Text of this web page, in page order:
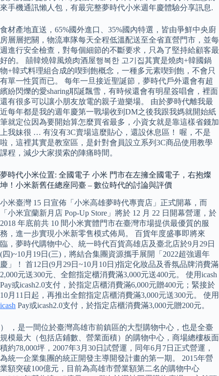
來手機通訊懶人包，有最完整夢時代小米週年慶體驗分享訊息.
食材產地直送，65%國外進口、35%國內特選，皆由爭鮮中央廚
房層層把關，物流車隊每天全程低溫配送至全省直營門市，並每
週進行安全檢查，對每個細節的不斷要求，只為了堅持給顧客最
好的。 囍韓燒韓風燒肉酒屋행복한 고기집其實是燒肉+韓國鍋
物+韓式料理組合成的喫到飽概念，一種多元素喫到飽，不會只
有單一性質而已。 每年一旦接近聖誕節，夢時代戶外還會有超
繽紛閃爍的愛sharing耶誕飄雪，有時候還會有明星簽唱會，裡面
還有很多可以讓小朋友放電的親子遊樂場。 由於夢時代離我最
近每年都是我的週年慶第一戰場收到DM之後我跟我媽就開始紙
筆就定位因為要開始算怎麼買省最多，小資女就是靠這樣省錢加
上我妹很 … 有沒有3C賣場這麼貼心，還設休息區！ 喔，不是
啦，這裡其實是教室區，是針對會員設立系列3C商品使用教學
課程，減少大家摸索的陣痛時間。
夢時代小米位置: 全國電子 小米 門市在左擁全國電子，右抱燦
坤！小米新舊任總座同臺 – 數位時代的討論與評價
小米臺灣 15 日宣佈「小米高雄夢時代專賣店」正式開幕，而
「小米宜蘭新月店 Pop-Up Store」將於 12 月 22 日開幕營運，於
2018 年底前共 10 間小米實體門市在臺灣市場提供最優質的服
務，進一步實現小米新零售模式佈局。 百貨年度盛事即將來
臨，夢時代購物中心、統一時代百貨高雄店及臺北店於9月29日
(四)~10月19日(三)，將結合集團資源攜手展開「2022超強週年
慶」！ 首12日(9月29日~10月10日)指定化妝品及香氛品牌消費滿
2,000元送300元、全館指定櫃消費滿3,000元送400元。 使用icash
Pay或icash2.0支付，於指定店櫃消費滿6,000元贈400元；緊接於
10月11日起，再推出全館指定店櫃消費滿3,000元送300元。 使用
icash Pay或icash2.0支付，於指定店櫃消費滿3,000元贈200元。
） ，是一間位於臺灣高雄市前鎮區的大型購物中心，也是全臺
規模最大（包括店鋪數、營業面積）的購物中心，商場總樓板面
積約78,000坪，2007年3月30日試營運，同年6月7日正式營運，
為統一企業集團的統正開發主導開發計畫的第一期。 2015年營
業額突破100億元，目前為高雄市營業額第二名的購物中心